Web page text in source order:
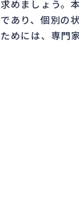
めましょう。
あり、個別の
めには、専門